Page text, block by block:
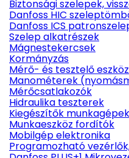
Biztonsági szelepek,
Danfoss HIC
Danfoss ICS
Szelep alkatrészek
Mágnestekercsek
Kormányzás
Mérő- és tesztelő
Manométerek
Mérőcsatlakozók
Hidraulika teszterek
Kiegészítők
Munkaeszköz fordítók
Mobilgép elektronika
Programozható